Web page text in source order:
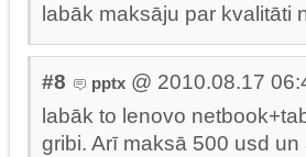
labāk maksāju par kvalitāti
#8 pptx @ 2010.08.17
labāk to lenovo
gribi. Arī maksā 500 usd